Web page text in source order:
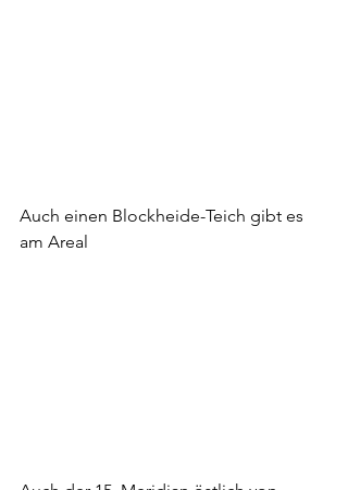
Auch einen Blockheide-Teich gibt es
am Areal